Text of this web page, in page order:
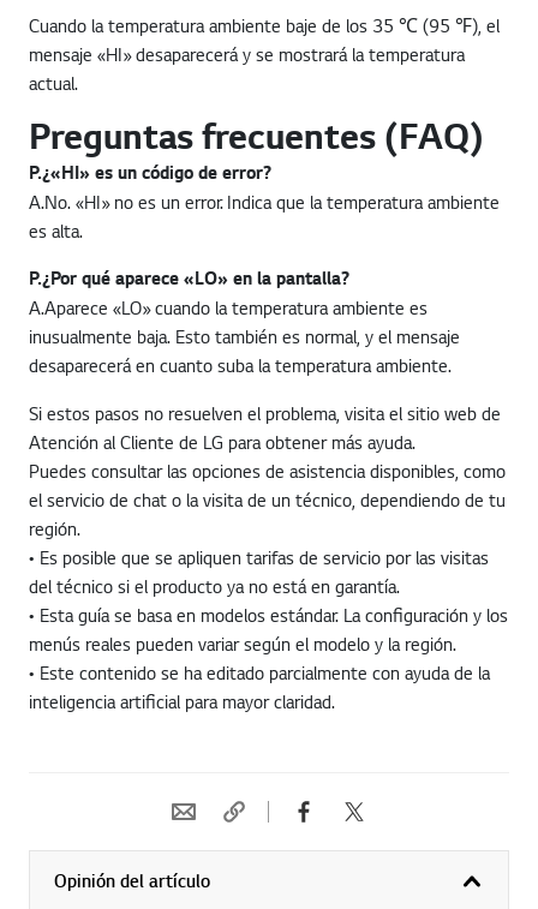
Cuando la temperatura ambiente baje de los 35 ℃ (95 ℉), el
mensaje «HI» desaparecerá y se mostrará la temperatura
actual.
Preguntas frecuentes (FAQ)
P.¿«HI» es un código de error?
A.No. «HI» no es un error. Indica que la temperatura ambiente
es alta.
P.¿Por qué aparece «LO» en la pantalla?
A.Aparece «LO» cuando la temperatura ambiente es
inusualmente baja. Esto también es normal, y el mensaje
desaparecerá en cuanto suba la temperatura ambiente.
Si estos pasos no resuelven el problema, visita el sitio web de
Atención al Cliente de LG para obtener más ayuda.
Puedes consultar las opciones de asistencia disponibles, como
el servicio de chat o la visita de un técnico, dependiendo de tu
región.
• Es posible que se apliquen tarifas de servicio por las visitas
del técnico si el producto ya no está en garantía.
• Esta guía se basa en modelos estándar. La configuración y los
menús reales pueden variar según el modelo y la región.
• Este contenido se ha editado parcialmente con ayuda de la
inteligencia artificial para mayor claridad.
Opinión del artículo